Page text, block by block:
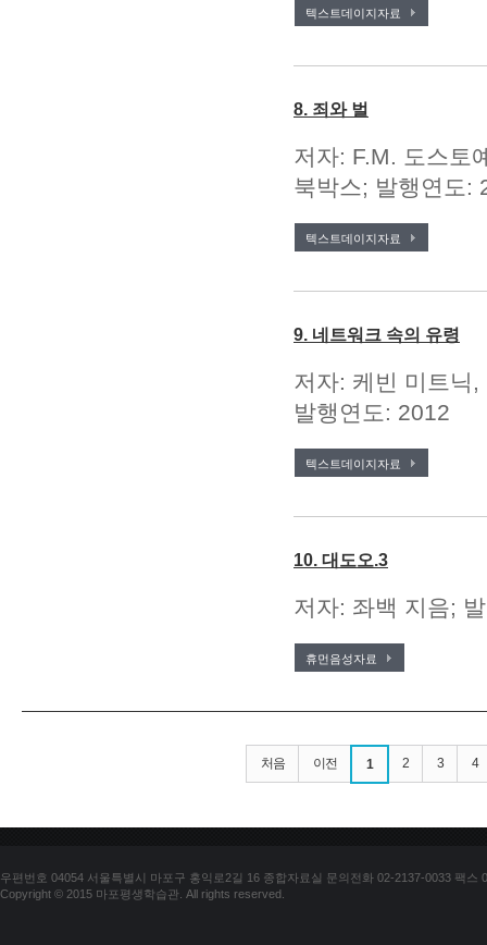
텍스트데이지자료
8. 죄와 벌
저자: F.M. 도스토
북박스; 발행연도:
텍스트데이지자료
9. 네트워크 속의 유령
저자: 케빈 미트닉
발행연도: 2012
텍스트데이지자료
10. 대도오.3
저자: 좌백 지음;
휴먼음성자료
처음 이전 1 2 3 4
우편번호 04054 서울특별시 마포구 홍익로2길 16 종합자료실 문의전화 02-2137-0033 팩스
Copyright © 2015 마포평생학습관. All rights reserved.